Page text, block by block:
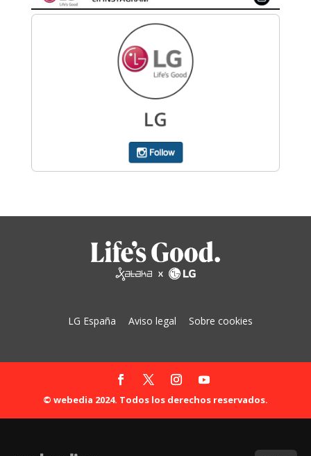
LG España Aviso legal Sobre cookies
© webedia 2024. Todos los derechos reservados.